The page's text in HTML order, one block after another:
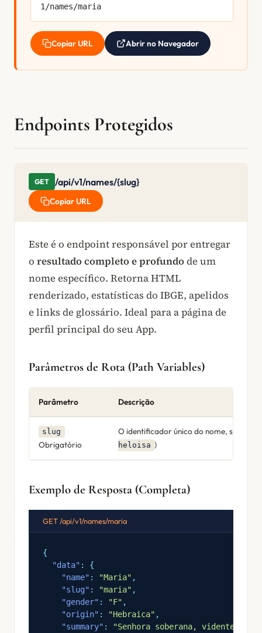
1/names/maria
Copiar URL Abrir no Navegador
Endpoints Protegidos
GET /api/v1/names/{slug}
Copiar URL
Este é o endpoint responsável por entregar
o resultado completo e profundode um
nome específico. Retorna HTML
renderizado, estatísticas do IBGE, apelidos
e links de glossário. Ideal para a página de
perfil principal do seu App.
Parâmetros de Rota (Path Variables)
Parâmetro Descrição
slug
Obrigatório
O identificador único do nome, sem
heloisa )
Exemplo de Resposta (Completa)
GET /api/v1/names/maria
{
"data" : {
"name" : "Maria" ,
"slug" : "maria" ,
"gender" : "F" ,
"origin" : "Hebraica" ,
"summary" :
"Senhora soberana, vidente ou